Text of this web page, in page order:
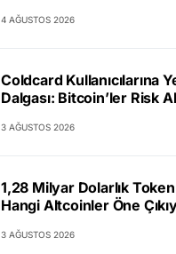
4 AĞUSTOS 2026
Coldcard Kullanıcılarına
Dalgası: Bitcoin’ler Risk
3 AĞUSTOS 2026
1,28 Milyar Dolarlık
Hangi Altcoinler Öne
3 AĞUSTOS 2026